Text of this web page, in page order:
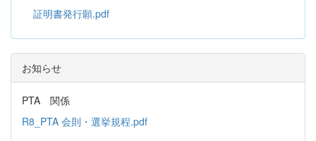
証明書発行願.pdf
お知らせ
PTA 関係
R8_PTA 会則・選挙規程.pdf